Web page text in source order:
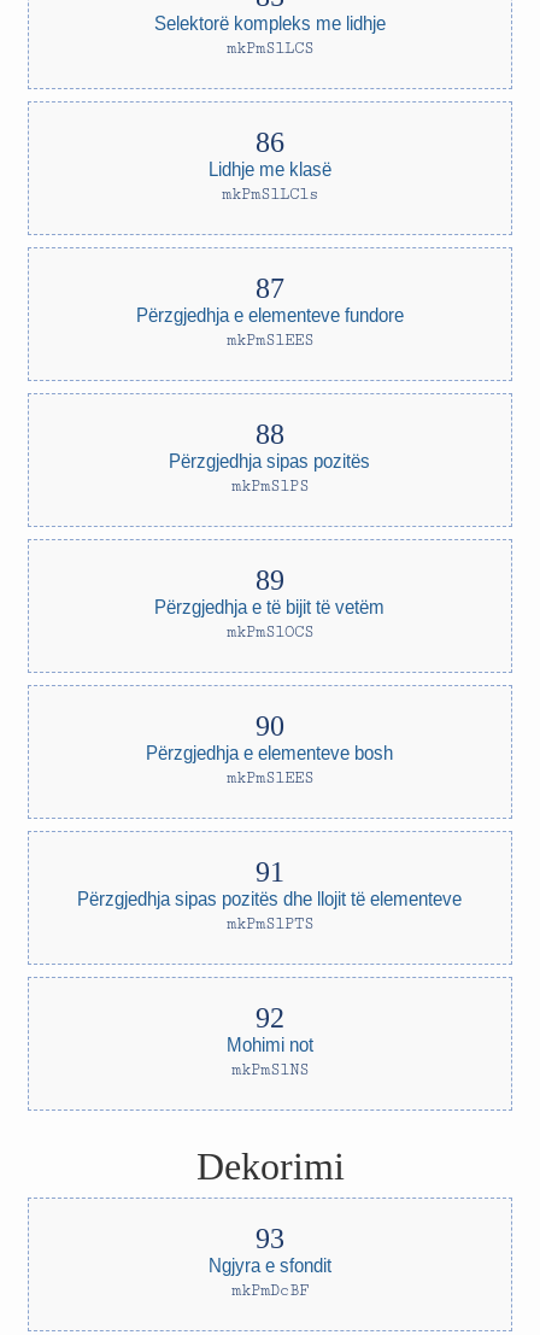
Selektorë kompleks me lidhje
mkPmSlLCS
Lidhje me klasë
mkPmSlLCls
Përzgjedhja e elementeve fundore
mkPmSlEES
Përzgjedhja sipas pozitës
mkPmSlPS
Përzgjedhja e të bijit të vetëm
mkPmSlOCS
Përzgjedhja e elementeve bosh
mkPmSlEES
Përzgjedhja sipas pozitës dhe llojit të elementeve
mkPmSlPTS
Mohimi not
mkPmSlNS
Dekorimi
Ngjyra e sfondit
mkPmDcBF